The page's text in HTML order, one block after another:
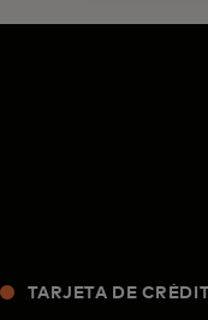
TARJETA DE